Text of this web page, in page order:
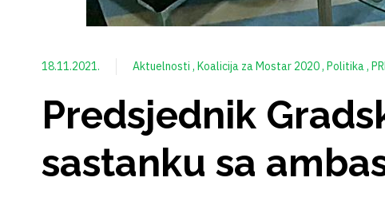
18.11.2021. Aktuelnosti Koalicija za Mostar 2020 Politika
Predsjednik
sastanku sa